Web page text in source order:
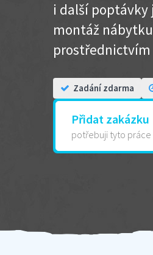
i další
montáž
Zadání zdarma
Přidat zakázku
potřebuji tyto práce